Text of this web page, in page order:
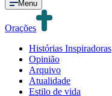
Menu
Orações
Histórias Inspiradoras
Opinião
Arquivo
Atualidade
Estilo de vida